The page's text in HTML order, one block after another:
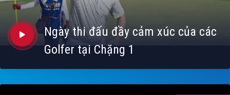
Ngày thi đấu đầy cảm xúc của các
Golfer tại Chặng 1